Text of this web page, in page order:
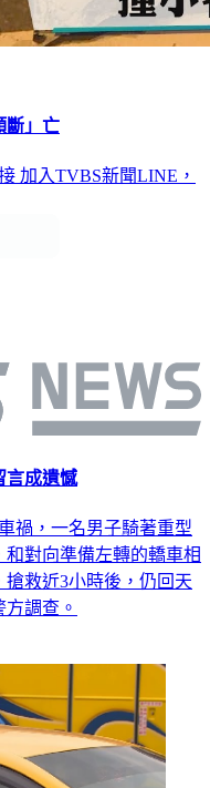
斷」亡
加入TVBS新聞LINE，
言成遺憾
禍，一名男子騎著重型
對向準備左轉的轎車相
救近3小時後，仍回天
調查。